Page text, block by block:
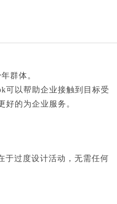
群体。
可以帮助企业接触到目标受
的为企业服务。
于过度设计活动，无需任何